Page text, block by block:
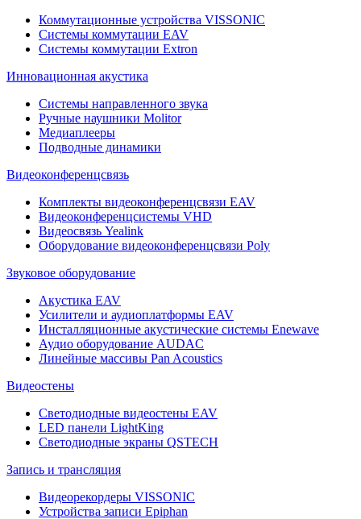
Коммутационные устройства VISSONIC
Системы коммутации EAV
Системы коммутации Extron
Инновационная акустика
Системы направленного звука
Ручные наушники Molitor
Медиаплееры
Подводные динамики
Видеоконференцсвязь
Комплекты видеоконференцсвязи EAV
Видеоконференцсистемы VHD
Видеосвязь Yealink
Оборудование видеоконференцсвязи Poly
Звуковое оборудование
Акустика EAV
Усилители и аудиоплатформы EAV
Инсталляционные акустические системы Enewave
Аудио оборудование AUDAC
Линейные массивы Pan Acoustics
Видеостены
Светодиодные видеостены EAV
LED панели LightKing
Светодиодные экраны QSTECH
Запись и трансляция
Видеорекордеры VISSONIC
Устройства записи Epiphan